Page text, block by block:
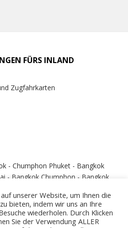
FÜRS INLAND
Zugfahrkarten
- Chumphon Phuket - Bangkok
- Bangkok Chumphon - Bangkok
unserer Website, um Ihnen die
bieten, indem wir uns an Ihre
wiederholen. Durch Klicken
Sie der Verwendung ALLER